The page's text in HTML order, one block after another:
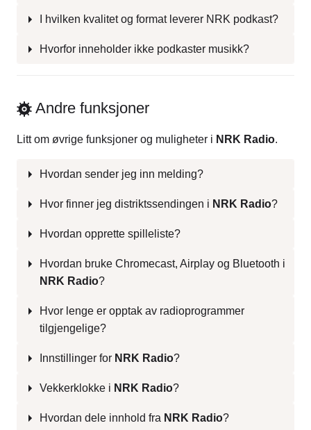
I hvilken kvalitet og format leverer NRK podkast?
Hvorfor inneholder ikke podkaster musikk?
Andre funksjoner
Litt om øvrige funksjoner og muligheter i NRK Radio.
Hvordan sender jeg inn melding?
Hvor finner jeg distriktssendingen i NRK Radio?
Hvordan opprette spilleliste?
Hvordan bruke Chromecast, Airplay og Bluetooth i
NRK Radio?
Hvor lenge er opptak av radioprogrammer
tilgjengelige?
Innstillinger for NRK Radio?
Vekkerklokke i NRK Radio?
Hvordan dele innhold fra NRK Radio?